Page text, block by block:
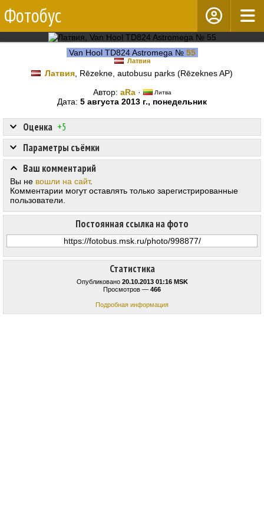
Фотобус
Van Hool TD824 Astromega № 55
Латвия
Латвия , Rēzekne, autobusu parks (Rēzeknes AP)
Автор: aRa· Литва
Дата: 5 августа 2013 г., понедельник
Статистика
Опубликовано 20.10.2013 01:16 MSK
Просмотров — 466
Подробная информация
Оценка +5
Постоянная ссылка на фото
Параметры съёмки
Ваш комментарий
Вы не вошли на сайт.
Комментарии могут оставлять только зарегистрированные
пользователи.